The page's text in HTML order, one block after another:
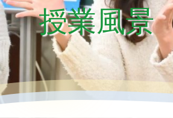
授業風景